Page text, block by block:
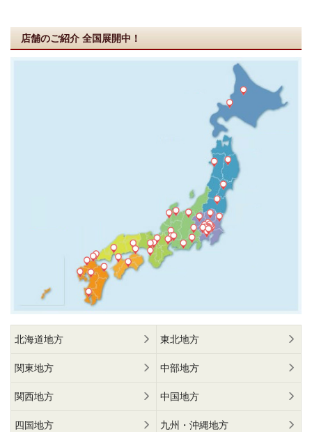
店舗のご紹介 全国展開中！
北海道地方 東北地方
関東地方 中部地方
関西地方 中国地方
四国地方 九州・沖縄地方